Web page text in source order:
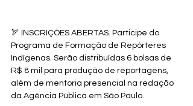
🏹 INSCRIÇÕES ABERTAS. Participe do
Programa de Formação de Repórteres
Indígenas. Serão distribuídas 6 bolsas de
R$ 8 mil para produção de reportagens,
além de mentoria presencial na redação
da Agência Pública em São Paulo.⁠